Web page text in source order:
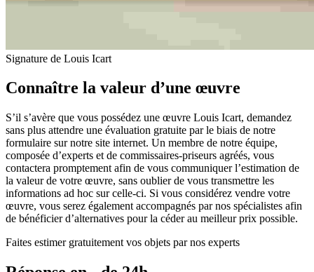
Signature de Louis Icart
Connaître la valeur d’une œuvre
S’il s’avère que vous possédez une œuvre Louis Icart, demandez
sans plus attendre une évaluation gratuite par le biais de notre
formulaire sur notre site internet. Un membre de notre équipe,
composée d’experts et de commissaires-priseurs agréés, vous
contactera promptement afin de vous communiquer l’estimation de
la valeur de votre œuvre, sans oublier de vous transmettre les
informations ad hoc sur celle-ci. Si vous considérez vendre votre
œuvre, vous serez également accompagnés par nos spécialistes afin
de bénéficier d’alternatives pour la céder au meilleur prix possible.
Faites estimer gratuitement vos objets par nos experts